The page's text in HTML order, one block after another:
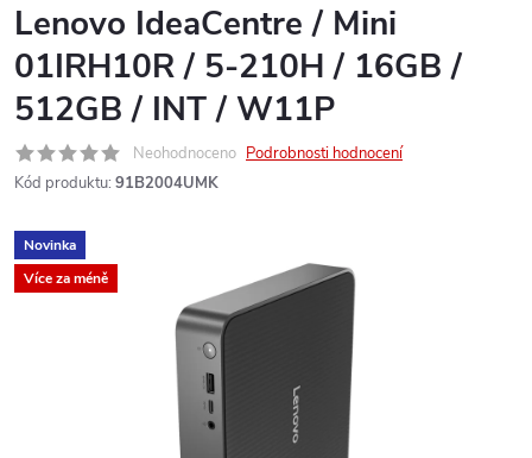
Lenovo IdeaCentre / Mini
01IRH10R / 5-210H / 16GB /
512GB / INT / W11P
Neohodnoceno Podrobnosti hodnocení
Kód produktu: 91B2004UMK
Novinka
Více za méně